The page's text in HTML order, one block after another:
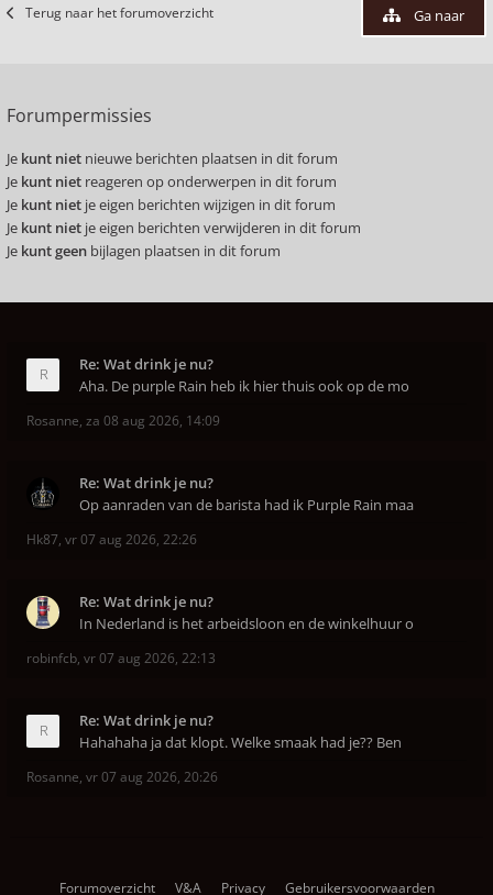
Terug naar het forumoverzicht Ga naar
Forumpermissies
Je kunt niet nieuwe berichten plaatsen in dit forum
Je kunt niet reageren op onderwerpen in dit forum
Je kunt niet je eigen berichten wijzigen in dit forum
Je kunt niet je eigen berichten verwijderen in dit forum
Je kunt geen bijlagen plaatsen in dit forum
Re: Wat drink je nu?
Aha. De purple Rain heb ik hier thuis ook op de mo
Rosanne, za 08 aug 2026, 14:09
Re: Wat drink je nu?
Op aanraden van de barista had ik Purple Rain maa
Hk87, vr 07 aug 2026, 22:26
Re: Wat drink je nu?
In Nederland is het arbeidsloon en de winkelhuur o
robinfcb, vr 07 aug 2026, 22:13
Re: Wat drink je nu?
Hahahaha ja dat klopt. Welke smaak had je?? Ben
Rosanne, vr 07 aug 2026, 20:26
Forumoverzicht V&A Privacy Gebruikersvoorwaarden